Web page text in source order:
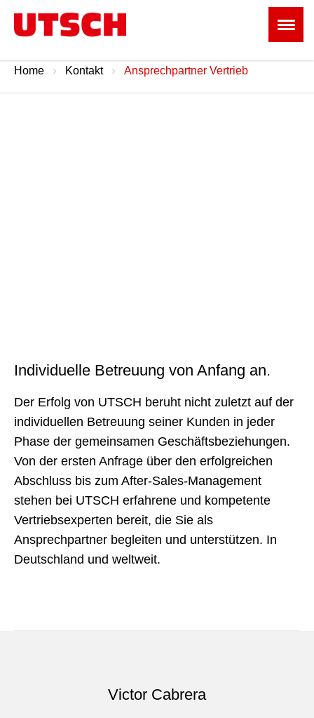
Home Kontakt Ansprechpartner Vertrieb
Individuelle Betreuung von Anfang an.
Der Erfolg von UTSCH beruht nicht zuletzt auf der
individuellen Betreuung seiner Kunden in jeder
Phase der gemeinsamen Geschäftsbeziehungen.
Von der ersten Anfrage über den erfolgreichen
Abschluss bis zum After-Sales-Management
stehen bei UTSCH erfahrene und kompetente
Vertriebsexperten bereit, die Sie als
Ansprechpartner begleiten und unterstützen. In
Deutschland und weltweit.
Victor Cabrera